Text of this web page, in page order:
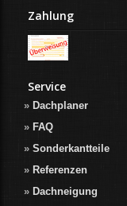
Zahlung
Service
Dachplaner
FAQ
Sonderkantteile
Referenzen
Dachneigung